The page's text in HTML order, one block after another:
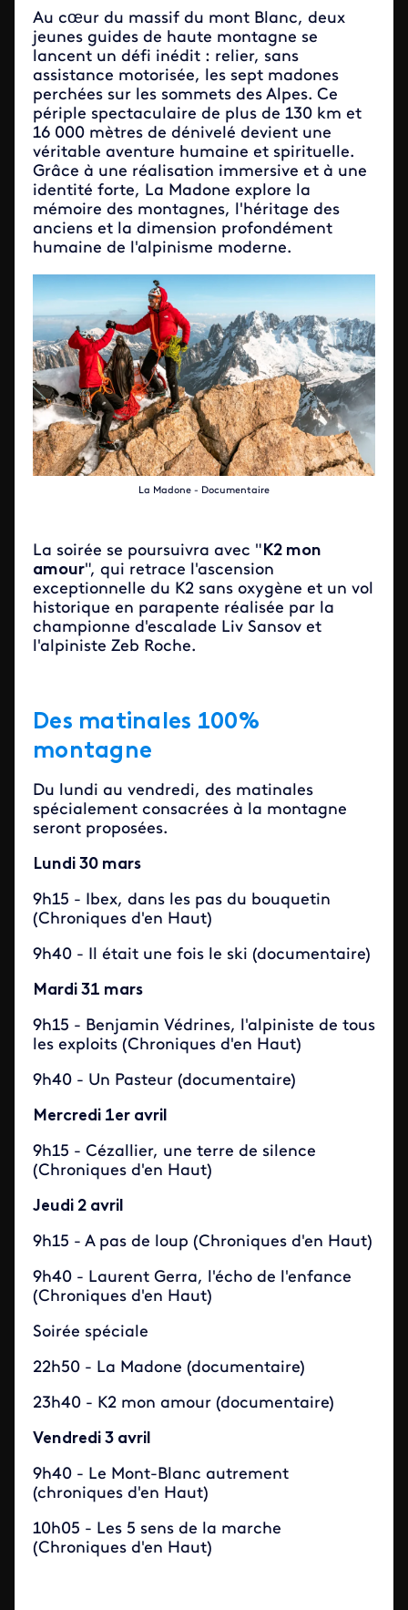
Au cœur du massif du mont Blanc, deux
jeunes guides de haute montagne se
lancent un défi inédit : relier, sans
assistance motorisée, les sept madones
perchées sur les sommets des Alpes. Ce
périple spectaculaire de plus de 130 km et
16 000 mètres de dénivelé devient une
véritable aventure humaine et spirituelle.
Grâce à une réalisation immersive et à une
identité forte, La Madone explore la
mémoire des montagnes, l'héritage des
anciens et la dimension profondément
humaine de l'alpinisme moderne.
La Madone - Documentaire
La soirée se poursuivra avec "K2 mon
amour", qui retrace l'ascension
exceptionnelle du K2 sans oxygène et un vol
historique en parapente réalisée par la
championne d'escalade Liv Sansov et
l'alpiniste Zeb Roche.
Des matinales 100%
montagne
Du lundi au vendredi, des matinales
spécialement consacrées à la montagne
seront proposées.
Lundi 30 mars
9h15 - Ibex, dans les pas du bouquetin
(Chroniques d'en Haut)
9h40 - Il était une fois le ski (documentaire)
Mardi 31 mars
9h15 - Benjamin Védrines, l'alpiniste de tous
les exploits (Chroniques d'en Haut)
9h40 - Un Pasteur (documentaire)
Mercredi 1er avril
9h15 - Cézallier, une terre de silence
(Chroniques d'en Haut)
Jeudi 2 avril
9h15 - A pas de loup (Chroniques d'en Haut)
9h40 - Laurent Gerra, l'écho de l'enfance
(Chroniques d'en Haut)
Soirée spéciale
22h50 - La Madone (documentaire)
23h40 - K2 mon amour (documentaire)
Vendredi 3 avril
9h40 - Le Mont-Blanc autrement
(chroniques d'en Haut)
10h05 - Les 5 sens de la marche
(Chroniques d'en Haut)